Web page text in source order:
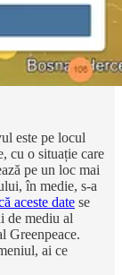
este pe locul
cu o situație care
pe un loc mai
în medie, s-a
aceste date se
de mediu al
Greenpeace.
ai ce